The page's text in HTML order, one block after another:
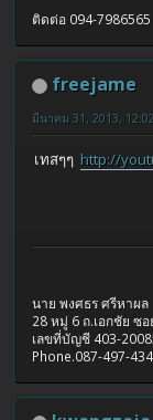
ติดต่อ 094-
freejame
มีนาคม 31, 2013,
เทสๆๆ http://
นาย พงศธร ศรีหาผล
28 หมู่ 6 ถ.เอกชัย ซ
เลขที่บัญชี 403-
Phone.087-497-